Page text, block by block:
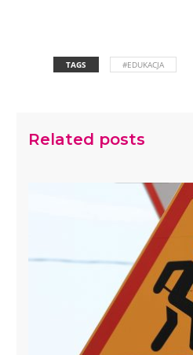
TAGS #EDUKACJA
Related posts